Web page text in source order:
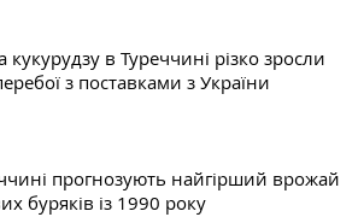
кукурудзу в Туреччині різко зросли
з поставками з України
прогнозують найгірший врожай
буряків із 1990 року